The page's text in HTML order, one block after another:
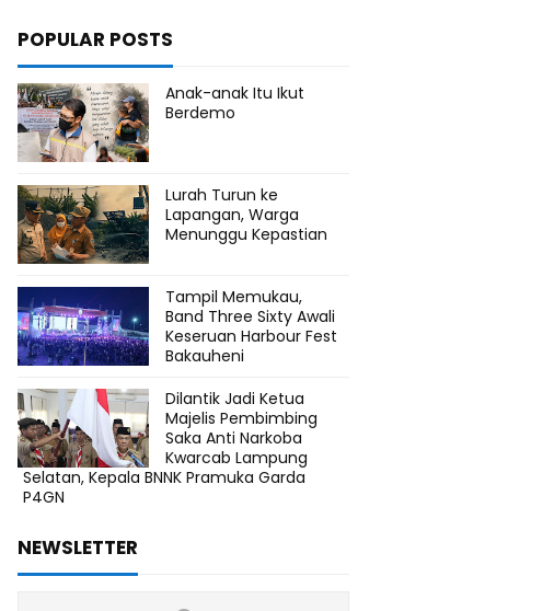
POPULAR POSTS
Anak-anak Itu Ikut
Berdemo
Lurah Turun ke
Lapangan, Warga
Menunggu Kepastian
Tampil Memukau,
Band Three Sixty Awali
Keseruan Harbour Fest
Bakauheni
Dilantik Jadi Ketua
Majelis Pembimbing
Saka Anti Narkoba
Kwarcab Lampung
Selatan, Kepala BNNK Pramuka Garda
P4GN
NEWSLETTER